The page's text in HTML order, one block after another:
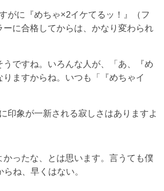
に『めちゃ×2イケてるッ！』（フ
ーに合格してからは、かなり変わられ
ですね。いろんな人が、「あ、『め
ますからね。いつも「『めちゃイ
印象が一新される寂しさはありますよ
ったな、とは思います。言うても僕
ね、早くはない。